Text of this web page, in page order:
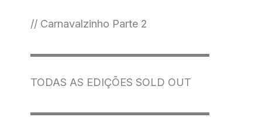
// Carnavalzinho Parte 2
▬▬▬▬▬▬▬▬▬▬▬▬▬▬▬▬▬
TODAS AS EDIÇÕES SOLD OUT
▬▬▬▬▬▬▬▬▬▬▬▬▬▬▬▬▬